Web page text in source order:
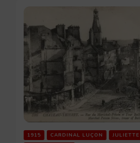
1915 CARDINAL LUÇON
JULIETTE